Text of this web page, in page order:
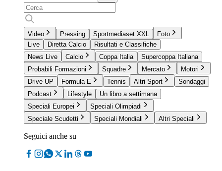
Video Pressing Sportmediaset XXL
Foto
Live
Diretta Calcio
Risultati e Classifiche
News Live
Calcio Coppa Italia
Supercoppa Italiana
Probabili Formazioni
Squadre Mercato
Motori
Drive UP
Formula E Tennis Altri Sport
Sondaggi
Podcast
Lifestyle
Un libro a settimana
Speciali Europei
Speciali Olimpiadi
Speciale Scudetti
Speciali Mondiali Altri Speciali
Seguici anche su